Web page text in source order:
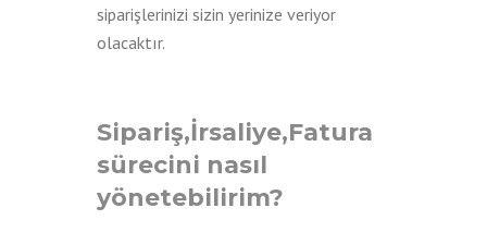
siparişlerinizi sizin yerinize veriyor
olacaktır.
Sipariş,İrsaliye,Fatura
sürecini nasıl
yönetebilirim?